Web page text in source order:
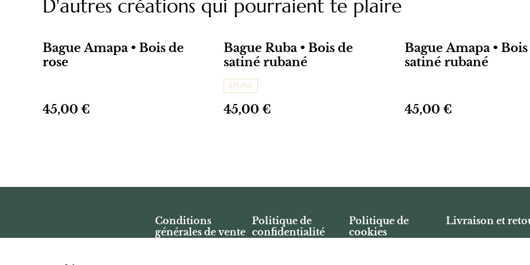
D'autres créations qui pourraient te plaire
Bague Amapa • Bois de
rose
45,00 €
Bague Ruba • Bois de
satiné rubané
ÉPUISÉ
45,00 €
Bague Amapa • Bois
satiné rubané
45,00 €
Conditions
générales de vente
Politique de
confidentialité
Politique de
cookies
Livraison et